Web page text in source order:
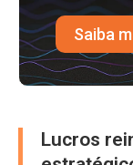
Saiba
Lucros